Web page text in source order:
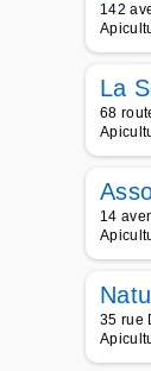
142
La
68
14
35 rue